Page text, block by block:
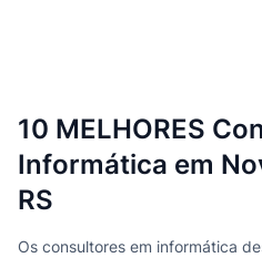
10 MELHORES
Informática em
RS
Os consultores em informática